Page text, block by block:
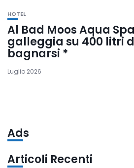
HOTEL
Al Bad Moos Aqua
galleggia su 400 litri
bagnarsi *
Luglio 2026
Ads
Articoli Recenti